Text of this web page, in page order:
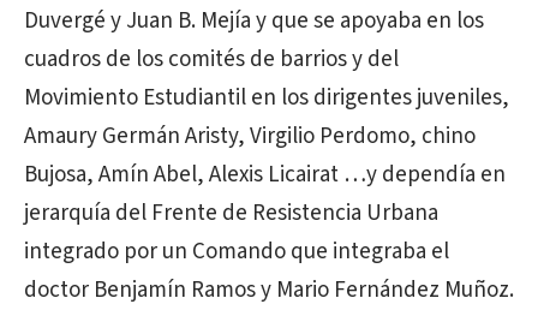
Duvergé y Juan B. Mejía y que se apoyaba en los
cuadros de los comités de barrios y del
Movimiento Estudiantil en los dirigentes juveniles,
Amaury Germán Aristy, Virgilio Perdomo, chino
Bujosa, Amín Abel, Alexis Licairat …y dependía en
jerarquía del Frente de Resistencia Urbana
integrado por un Comando que integraba el
doctor Benjamín Ramos y Mario Fernández Muñoz.